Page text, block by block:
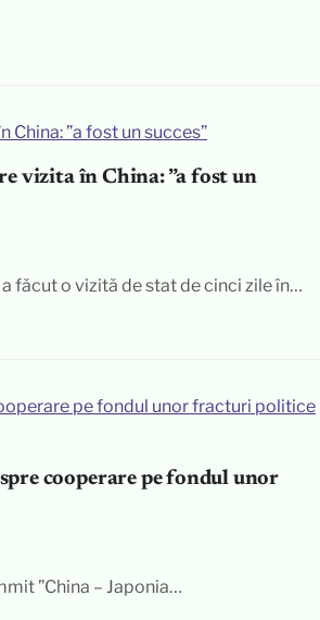
vizita în China: ”a fost un
făcut o vizită de stat de cinci zile în…
cooperare pe fondul unor
”China – Japonia…